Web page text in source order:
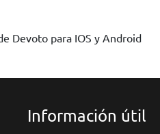
Devoto para IOS y Android
Información útil